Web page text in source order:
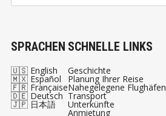
SPRACHEN
🇺🇸 English
🇲🇽 Español
🇫🇷 Française
🇩🇪 Deutsch
🇯🇵 日本語
SCHNELLE LINKS
Geschichte
Planung Ihrer Reise
Nahegelegene Flughäfen
Transport
Unterkünfte
Anmietung